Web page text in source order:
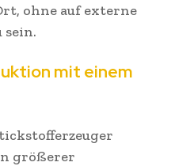
ohne auf externe
sein.
mit einem
größerer